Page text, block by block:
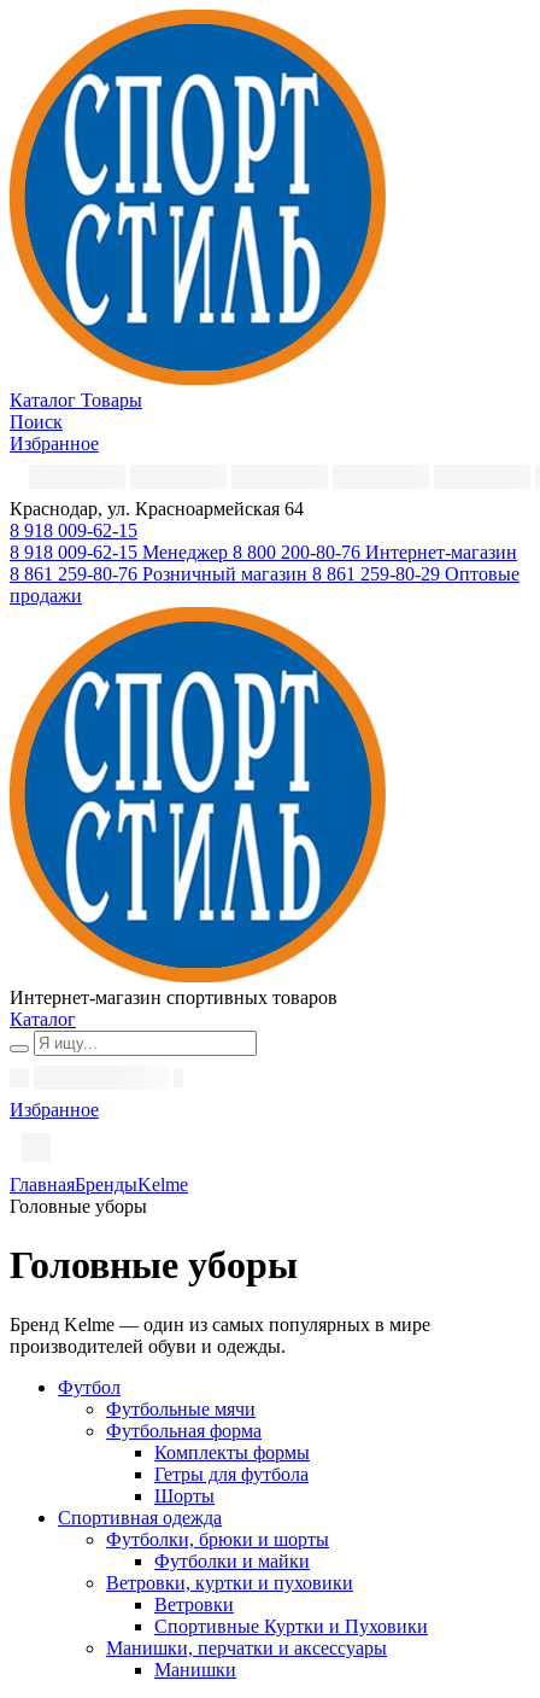
Каталог Товары
Поиск
Избранное
Краснодар, ул. Красноармейская 64
8 918 009-62-15
8 918 009-62-15 Менеджер 8 800 200-80-76 Интернет-магазин
8 861 259-80-76 Розничный магазин 8 861 259-80-29 Оптовые
продажи
Интернет-магазин спортивных товаров
Каталог
Избранное
ГлавнаяБрендыKelme
Головные уборы
Головные уборы
Бренд Kelme — один из самых популярных в мире
производителей обуви и одежды.
Футбол
Футбольные мячи
Футбольная форма
Комплекты формы
Гетры для футбола
Шорты
Спортивная одежда
Футболки, брюки и шорты
Футболки и майки
Ветровки, куртки и пуховики
Ветровки
Спортивные Куртки и Пуховики
Манишки, перчатки и аксессуары
Манишки